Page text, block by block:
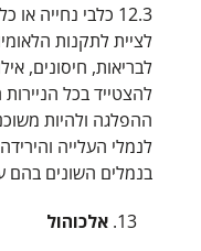
12.3 כלבי נחייה
לציית לתקנות
לבריאות, חיסונים,
להצטייד בכל
ההפלגה ולהיות
לנמלי העלייה
בנמלים השונים בהם
אלכוהול